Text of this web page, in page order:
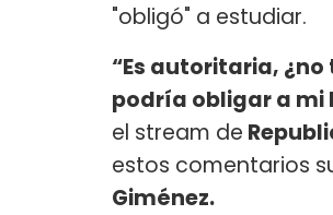
"obligó" a estudiar.
“Es autoritaria,
podría obligar a mi
el stream de
estos comentarios
Giménez.